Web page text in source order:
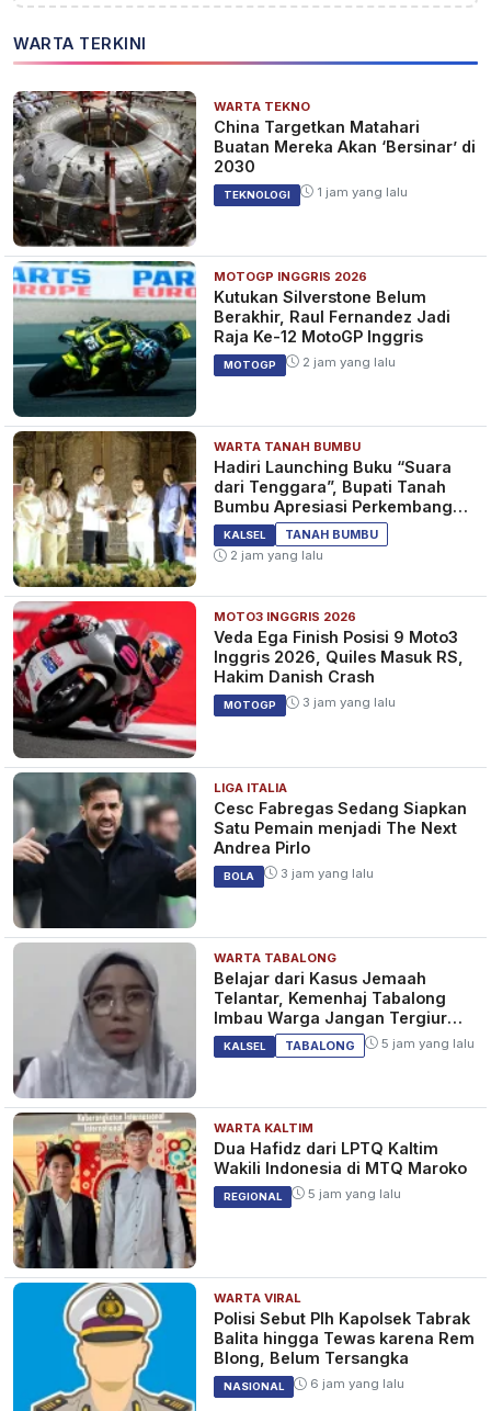
WARTA TERKINI
WARTA TEKNO
China Targetkan Matahari
Buatan Mereka Akan ‘Bersinar’ di
2030
TEKNOLOGI 1 jam yang lalu
MOTOGP INGGRIS 2026
Kutukan Silverstone Belum
Berakhir, Raul Fernandez Jadi
Raja Ke-12 MotoGP Inggris
MOTOGP 2 jam yang lalu
WARTA TANAH BUMBU
Hadiri Launching Buku “Suara
dari Tenggara”, Bupati Tanah
Bumbu Apresiasi Perkembangan
Literasi di Bumi Bersujud
KALSEL
TANAH BUMBU
2 jam yang lalu
MOTO3 INGGRIS 2026
Veda Ega Finish Posisi 9 Moto3
Inggris 2026, Quiles Masuk RS,
Hakim Danish Crash
MOTOGP 3 jam yang lalu
LIGA ITALIA
Cesc Fabregas Sedang Siapkan
Satu Pemain menjadi The Next
Andrea Pirlo
BOLA 3 jam yang lalu
WARTA TABALONG
Belajar dari Kasus Jemaah
Telantar, Kemenhaj Tabalong
Imbau Warga Jangan Tergiur
Umrah Murah
KALSEL TABALONG 5 jam yang lalu
WARTA KALTIM
Dua Hafidz dari LPTQ Kaltim
Wakili Indonesia di MTQ Maroko
REGIONAL 5 jam yang lalu
WARTA VIRAL
Polisi Sebut Plh Kapolsek Tabrak
Balita hingga Tewas karena Rem
Blong, Belum Tersangka
NASIONAL 6 jam yang lalu